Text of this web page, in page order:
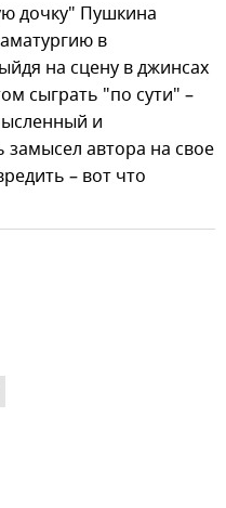
дочку" Пушкина
в
на сцену в джинсах
сыграть "по сути" –
и
автора на свое
– вот что